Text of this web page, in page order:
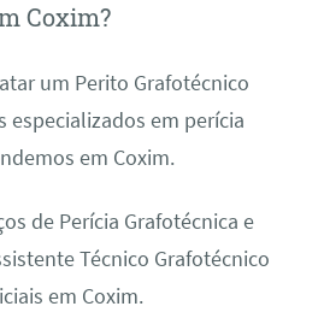
Coxim?
um Perito Grafotécnico
especializados em perícia
em Coxim.
de Perícia Grafotécnica e
Técnico Grafotécnico
em Coxim.